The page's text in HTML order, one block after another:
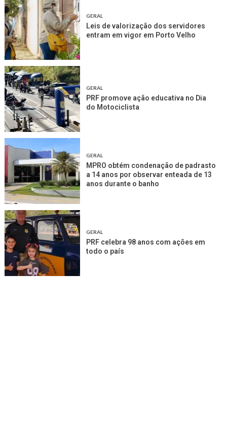
GERAL
Leis de valorização dos servidores
entram em vigor em Porto Velho
GERAL
PRF promove ação educativa no Dia
do Motociclista
GERAL
MPRO obtém condenação de padrasto
a 14 anos por observar enteada de 13
anos durante o banho
GERAL
PRF celebra 98 anos com ações em
todo o país